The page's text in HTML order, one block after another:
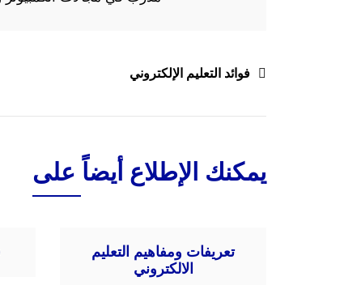
تصفّح
المقالات
فوائد التعليم الإلكتروني
يمكنك الإطلاع أيضاً على
تعريفات ومفاهيم التعليم
الالكتروني